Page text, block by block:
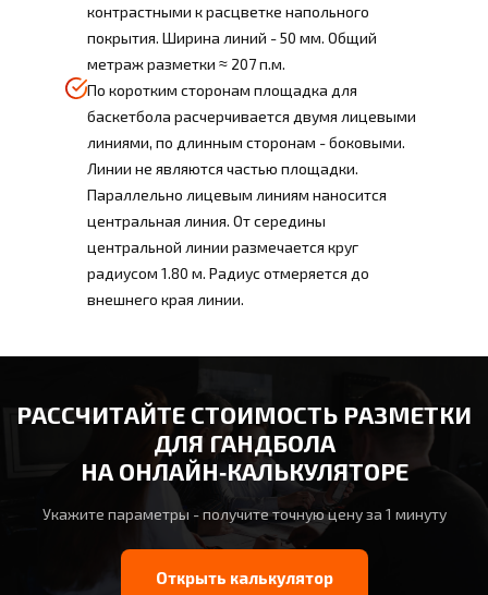
контрастными к расцветке напольного
покрытия. Ширина линий - 50 мм. Общий
метраж разметки ≈ 207 п.м.
По коротким сторонам площадка для
баскетбола расчерчивается двумя лицевыми
линиями, по длинным сторонам - боковыми.
Линии не являются частью площадки.
Параллельно лицевым линиям наносится
центральная линия. От середины
центральной линии размечается круг
радиусом 1.80 м. Радиус отмеряется до
внешнего края линии.
РАССЧИТАЙТЕ СТОИМОСТЬ РАЗМЕТКИ
ДЛЯ ГАНДБОЛА
НА ОНЛАЙН‑КАЛЬКУЛЯТОРЕ
Укажите параметры - получите точную цену за 1 минуту
Открыть калькулятор